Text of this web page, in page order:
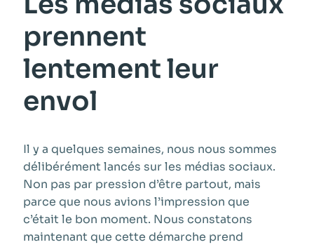
prennent
lentement leur
envol
Il y a quelques semaines, nous nous sommes
délibérément lancés sur les médias sociaux.
Non pas par pression d’être partout, mais
parce que nous avions l’impression que
c’était le bon moment. Nous constatons
maintenant que cette démarche prend